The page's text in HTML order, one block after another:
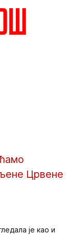
Црвене
је као и